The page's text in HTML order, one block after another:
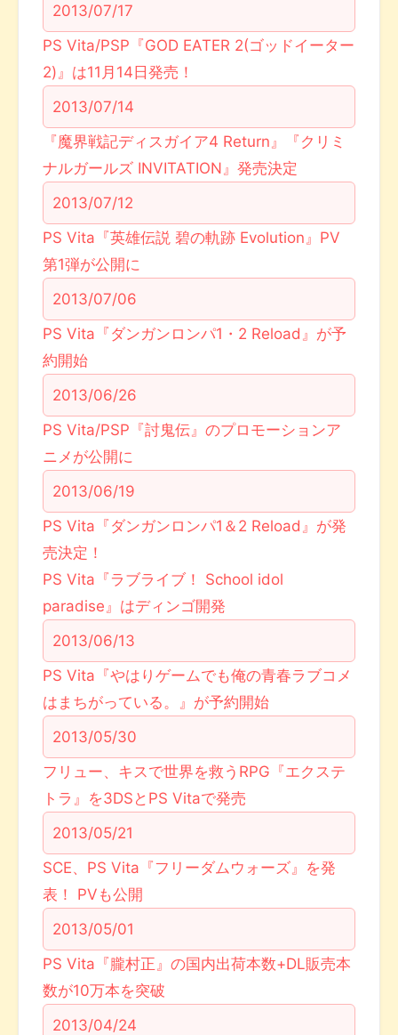
2013/07/17
PS Vita/PSP『GOD EATER 2(ゴッドイーター
2)』は11月14日発売！
2013/07/14
『魔界戦記ディスガイア4 Return』『クリミ
ナルガールズ INVITATION』発売決定
2013/07/12
PS Vita『英雄伝説 碧の軌跡 Evolution』PV
第1弾が公開に
2013/07/06
PS Vita『ダンガンロンパ1・2 Reload』が予
約開始
2013/06/26
PS Vita/PSP『討鬼伝』のプロモーションア
ニメが公開に
2013/06/19
PS Vita『ダンガンロンパ1＆2 Reload』が発
売決定！
PS Vita『ラブライブ！ School idol
paradise』はディンゴ開発
2013/06/13
PS Vita『やはりゲームでも俺の青春ラブコメ
はまちがっている。』が予約開始
2013/05/30
フリュー、キスで世界を救うRPG『エクステ
トラ』を3DSとPS Vitaで発売
2013/05/21
SCE、PS Vita『フリーダムウォーズ』を発
表！ PVも公開
2013/05/01
PS Vita『朧村正』の国内出荷本数+DL販売本
数が10万本を突破
2013/04/24